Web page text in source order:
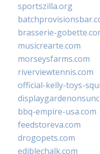
sportszilla.org
brasserie-
musicrearte.com
morseysfarms.com
riverviewtennis.com
official-kelly-toys-
bbq-empire-usa.com
feedstoreva.com
drogopets.com
ediblechalk.com